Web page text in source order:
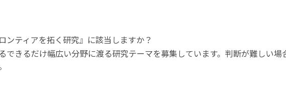
ンティアを拓く研究』に該当しますか？
できるだけ幅広い分野に渡る研究テーマを募集しています。判断が難しい場